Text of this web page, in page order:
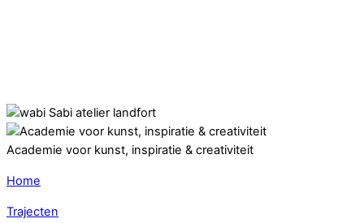
Academie voor kunst, inspiratie & creativiteit
Home
Trajecten